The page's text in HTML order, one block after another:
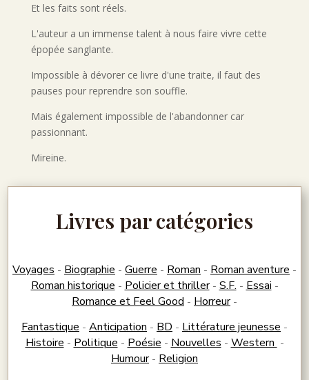
Et les faits sont réels.
L'auteur a un immense talent à nous faire vivre cette
épopée sanglante.
Impossible à dévorer ce livre d'une traite, il faut des
pauses pour reprendre son souffle.
Mais également impossible de l'abandonner car
passionnant.
Mireine.
Livres par catégories
Voyages - Biographie - Guerre - Roman - Roman aventure -
Roman historique - Policier et thriller- S.F. - Essai -
Romance et Feel Good - Horreur-
Fantastique - Anticipation - BD - Littérature jeunesse -
Histoire - Politique - Poésie - Nouvelles - Western -
Humour- Religion